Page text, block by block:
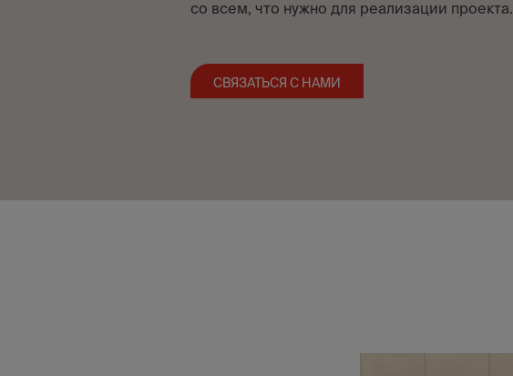
со всем, что нужно для реализации проекта.
СВЯЗАТЬСЯ С НАМИ